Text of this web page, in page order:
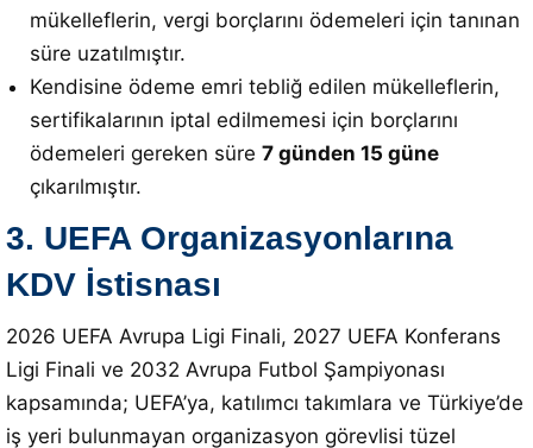
mükelleflerin, vergi borçlarını ödemeleri için tanınan
süre uzatılmıştır.
Kendisine ödeme emri tebliğ edilen mükelleflerin,
sertifikalarının iptal edilmemesi için borçlarını
ödemeleri gereken süre 7 günden 15 güne
çıkarılmıştır.
3. UEFA Organizasyonlarına
KDV İstisnası
2026 UEFA Avrupa Ligi Finali, 2027 UEFA Konferans
Ligi Finali ve 2032 Avrupa Futbol Şampiyonası
kapsamında; UEFA’ya, katılımcı takımlara ve Türkiye’de
iş yeri bulunmayan organizasyon görevlisi tüzel